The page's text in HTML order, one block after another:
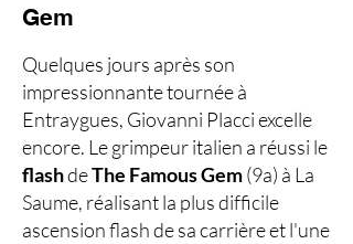
Gem
Quelques jours après son
impressionnante tournée à
Entraygues, Giovanni Placci excelle
encore. Le grimpeur italien a réussi le
flashdeThe Famous Gem(9a) à La
Saume, réalisant la plus difficile
ascension flash de sa carrière et l'une